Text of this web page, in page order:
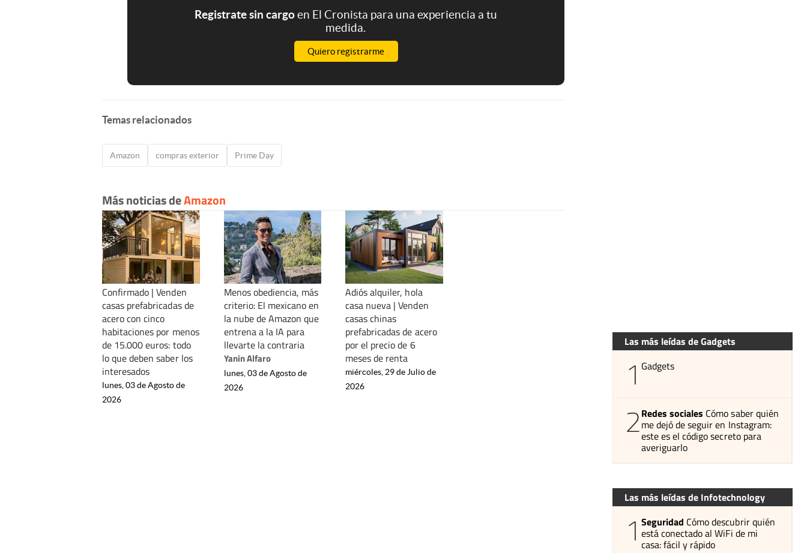
Registrate sin cargoen El Cronista para una experiencia a tu
medida.
Quiero registrarme
Temas relacionados
Amazon compras exterior Prime Day
Más noticias deAmazon
Confirmado | Venden
casas prefabricadas de
acero con cinco
habitaciones por menos
de 15.000 euros: todo
lo que deben saber los
interesados
lunes, 03 de Agosto de
2026
Menos obediencia, más
criterio: El mexicano en
la nube de Amazon que
entrena a la IA para
llevarte la contraria
Yanin Alfaro
lunes, 03 de Agosto de
2026
Adiós alquiler, hola
casa nueva | Venden
casas chinas
prefabricadas de acero
por el precio de 6
meses de renta
miércoles, 29 de Julio de
2026
Las más leídas de Gadgets
1 Gadgets
2Redes sociales Cómo saber quién
me dejó de seguir en Instagram:
este es el código secreto para
averiguarlo
Las más leídas de Infotechnology
1 Seguridad Cómo descubrir quién
está conectado al WiFi de mi
casa: fácil y rápido